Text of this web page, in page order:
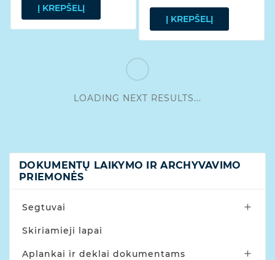
Į KREPŠELĮ
Į KREPŠELĮ
LOADING NEXT RESULTS...
DOKUMENTŲ LAIKYMO IR ARCHYVAVIMO
PRIEMONĖS
Segtuvai 
Skiriamieji lapai
Aplankai ir deklai dokumentams 